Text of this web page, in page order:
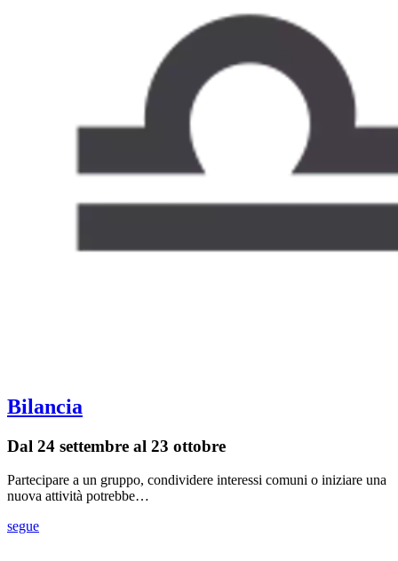
Bilancia
Dal 24 settembre al 23 ottobre
Partecipare a un gruppo, condividere interessi comuni o iniziare una
nuova attività potrebbe…
segue